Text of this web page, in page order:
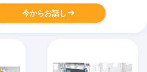
今からお話し